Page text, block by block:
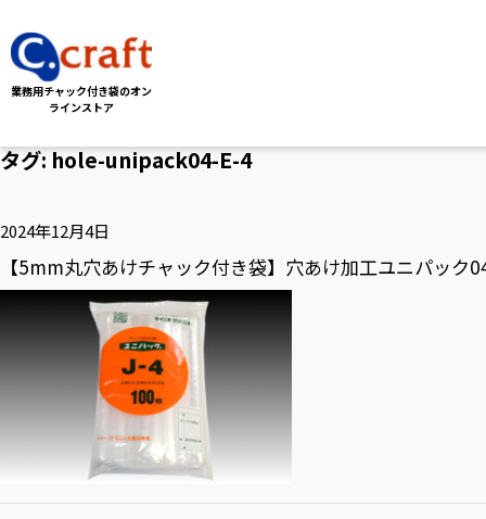
業務用チャック付き袋のオン
ラインストア
タグ: hole-unipack04-E-4
2024年12月4日
【5mm丸穴あけチャック付き袋】穴あけ加工ユニパック